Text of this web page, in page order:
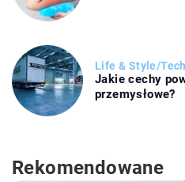
Life & Style/
Jakie cechy
przemysłowe?
Rekomendowane